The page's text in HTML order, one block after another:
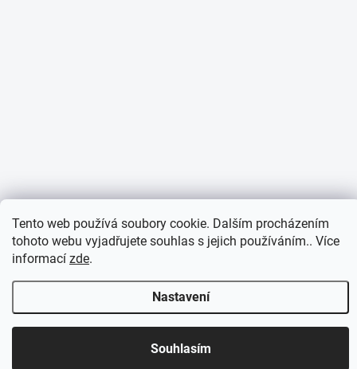
Tento web používá soubory cookie. Dalším procházením
tohoto webu vyjadřujete souhlas s jejich používáním.. Více
informací zde.
Nastavení
Souhlasím
Otevírací doba 7:30 - 16:00 hod